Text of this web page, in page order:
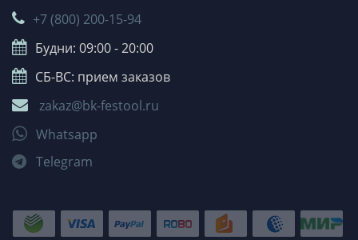
+7 (800) 200-15-94
Будни: 09:00 - 20:00
СБ-ВС: прием заказов
zakaz@bk-festool.ru
Whatsapp
Telegram